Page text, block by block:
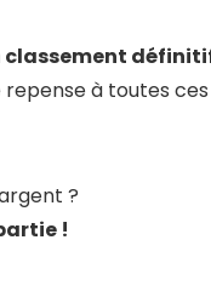
classement
repense à toutes
?
!